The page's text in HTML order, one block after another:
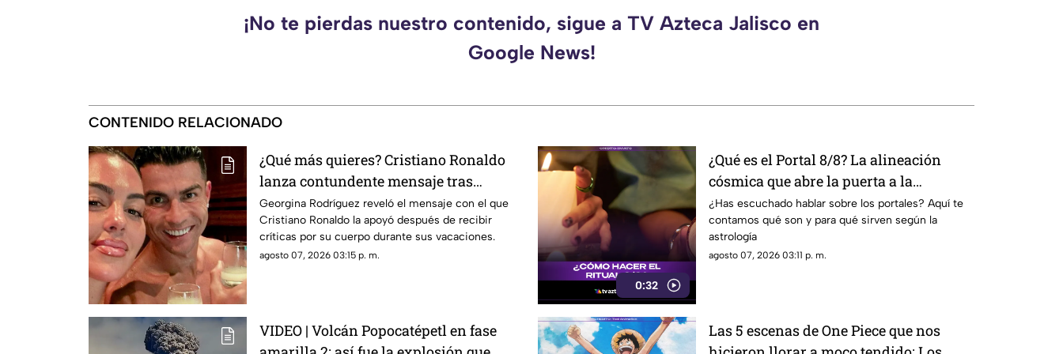
¡No te pierdas nuestro contenido, sigue a TV Azteca Jalisco en
Google News!
CONTENIDO RELACIONADO
¿Qué más quieres? Cristiano Ronaldo
lanza contundente mensaje tras
críticas a Georgina Rodríguez
Georgina Rodríguez reveló el mensaje con el que
Cristiano Ronaldo la apoyó después de recibir
críticas por su cuerpo durante sus vacaciones.
agosto 07, 2026 03:15 p. m.
0:32
¿Qué es el Portal 8/8? La alineación
cósmica que abre la puerta a la
abundancia
¿Has escuchado hablar sobre los portales? Aquí te
contamos qué son y para qué sirven según la
astrología
agosto 07, 2026 03:11 p. m.
VIDEO | Volcán Popocatépetl en fase
Las 5 escenas de One Piece que nos